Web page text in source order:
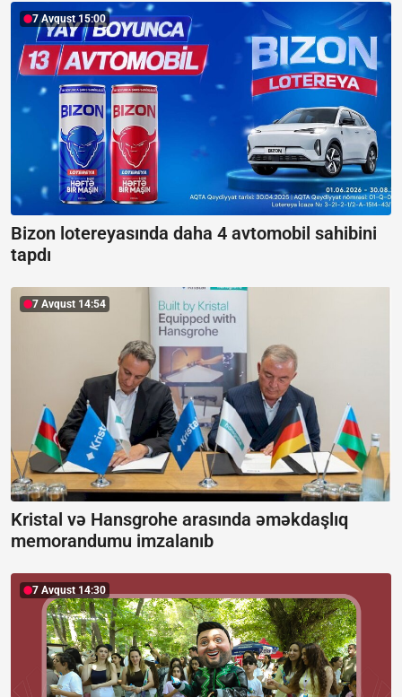
7 Avqust 15:00
Bizon lotereyasında daha 4 avtomobil sahibini
tapdı
7 Avqust 14:54
Kristal və Hansgrohe arasında əməkdaşlıq
memorandumu imzalanıb
7 Avqust 14:30